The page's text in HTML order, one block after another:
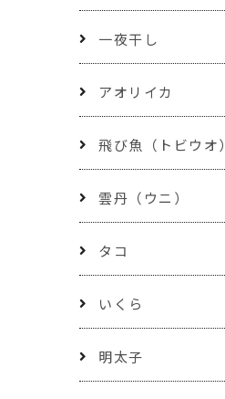
一夜干し
アオリイカ
飛び魚（トビウオ）
雲丹（ウニ）
タコ
いくら
明太子